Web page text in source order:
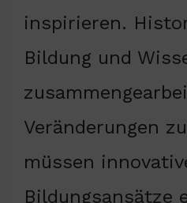
inspirieren.
Bildung und
Veränderungen
müssen
Bildungsansätze